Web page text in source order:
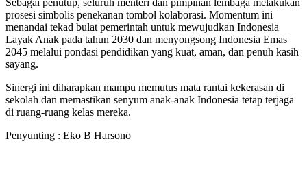
Sebagai penutup, seluruh menteri dan pimpinan lembaga melakukan
prosesi simbolis penekanan tombol kolaborasi. Momentum ini
menandai tekad bulat pemerintah untuk mewujudkan Indonesia
Layak Anak pada tahun 2030 dan menyongsong Indonesia Emas
2045 melalui pondasi pendidikan yang kuat, aman, dan penuh kasih
sayang.
Sinergi ini diharapkan mampu memutus mata rantai kekerasan di
sekolah dan memastikan senyum anak-anak Indonesia tetap terjaga
di ruang-ruang kelas mereka.
Penyunting : Eko B Harsono